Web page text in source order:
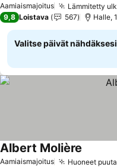
Aamiaismajoitus Lämmitetty
9,8 Loistava 567 Halle,
Valitse päivät
Aamiaismajoitus Huoneet
Albert Molière